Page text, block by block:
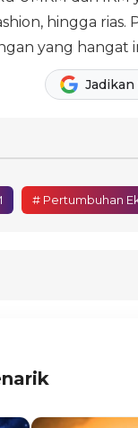
hingga
yang hangat
# Pertumbuhan